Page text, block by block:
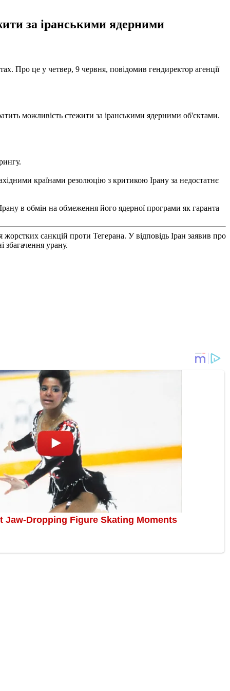
за іранськими ядерними
Про це у четвер, 9 червня, повідомив гендиректор агенції
можливість стежити за іранськими ядерними об'єктами.
країнами резолюцію з критикою Ірану за недостатнє
в обмін на обмеження його ядерної програми як гаранта
санкцій проти Тегерана. У відповідь Іран заявив про
збагачення урану.